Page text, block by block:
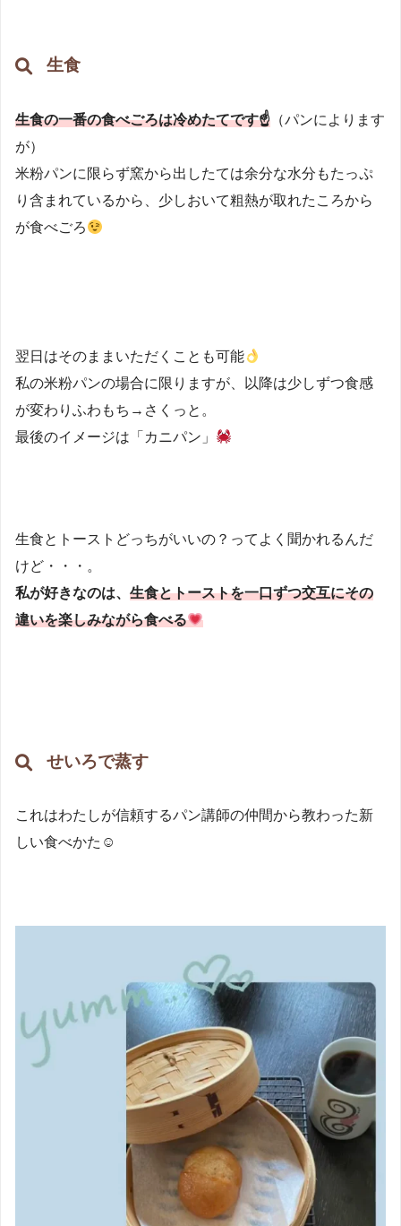
生食
生食の一番の食べごろは冷めたてです☝ （パンによります
が）
米粉パンに限らず窯から出したては余分な水分もたっぷ
り含まれているから、少しおいて粗熱が取れたころから
が食べごろ
翌日はそのままいただくことも可能
私の米粉パンの場合に限りますが、以降は少しずつ食感
が変わりふわもち→さくっと。
最後のイメージは「カニパン」
生食とトーストどっちがいいの？ってよく聞かれるんだ
けど・・・。
私が好きなのは、 生食とトーストを一口ずつ交互にその
違いを楽しみながら食べる
せいろで蒸す
これはわたしが信頼するパン講師の仲間から教わった新
しい食べかた☺